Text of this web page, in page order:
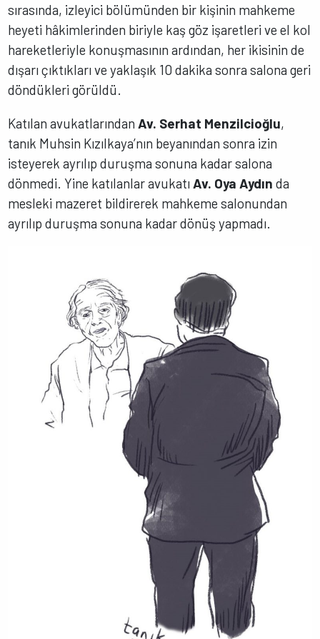
sırasında, izleyici bölümünden bir kişinin mahkeme
heyeti hâkimlerinden biriyle kaş göz işaretleri ve el kol
hareketleriyle konuşmasının ardından, her ikisinin de
dışarı çıktıkları ve yaklaşık 10 dakika sonra salona geri
döndükleri görüldü.
Katılan avukatlarından Av. Serhat Menzilcioğlu,
tanık Muhsin Kızılkaya’nın beyanından sonra izin
isteyerek ayrılıp duruşma sonuna kadar salona
dönmedi. Yine katılanlar avukatı Av. Oya Aydın da
mesleki mazeret bildirerek mahkeme salonundan
ayrılıp duruşma sonuna kadar dönüş yapmadı.